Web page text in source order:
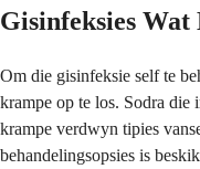
Gisinfeksies
Om die gisinfeksie self te
krampe op te los. Sodra die
krampe verdwyn tipies
behandelingsopsies is